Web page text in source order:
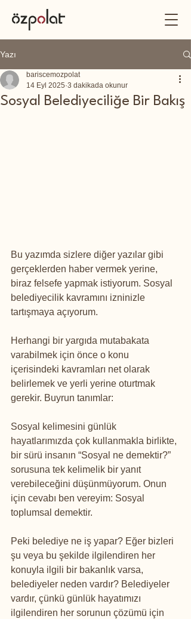
Yazı
Sosyal Belediyeciliğe Bir Bakış
bariscemozpolat
14 Eyl 2025 3 dakikada okunur
Bu yazımda sizlere diğer yazılar gibi
gerçeklerden haber vermek yerine,
biraz felsefe yapmak istiyorum. Sosyal
belediyecilik kavramını izninizle
tartışmaya açıyorum.
Herhangi bir yargıda mutabakata
varabilmek için önce o konu
içerisindeki kavramları net olarak
belirlemek ve yerli yerine oturtmak
gerekir. Buyrun tanımlar:
Sosyal kelimesini günlük
hayatlarımızda çok kullanmakla birlikte,
bir sürü insanın “Sosyal ne demektir?”
sorusuna tek kelimelik bir yanıt
verebileceğini düşünmüyorum. Onun
için cevabı ben vereyim: Sosyal
toplumsal demektir.
Peki belediye ne iş yapar? Eğer bizleri
şu veya bu şekilde ilgilendiren her
konuyla ilgili bir bakanlık varsa,
belediyeler neden vardır? Belediyeler
vardır, çünkü günlük hayatımızı
ilgilendiren her sorunun çözümü için